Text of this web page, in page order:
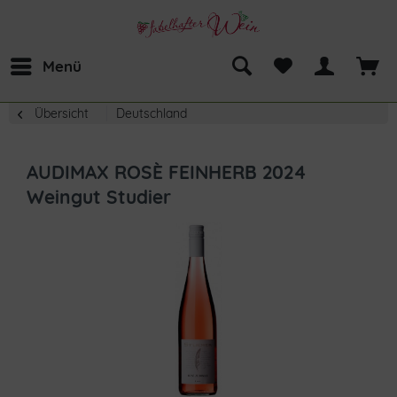
Menü
Übersicht Deutschland
AUDIMAX ROSÈ FEINHERB 2024
Weingut Studier